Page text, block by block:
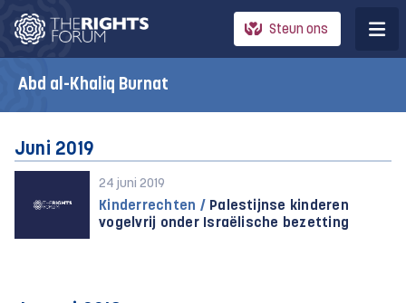
Steun ons
Abd al-Khaliq Burnat
Juni 2019
24 juni 2019
Kinderrechten / Palestijnse kinderen
vogelvrij onder Israëlische bezetting